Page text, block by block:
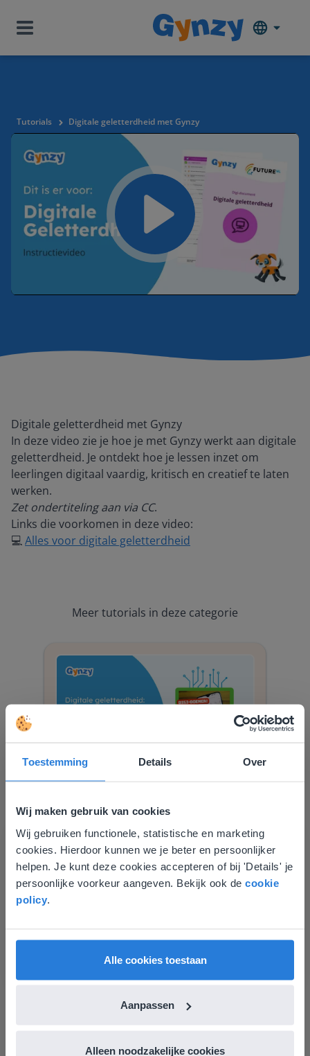
Toestemming Details Over
Wij maken gebruik van cookies
Wij gebruiken functionele, statistische en marketing
cookies. Hierdoor kunnen we je beter en persoonlijker
helpen. Je kunt deze cookies accepteren of bij 'Details' je
persoonlijke voorkeur aangeven. Bekijk ook de cookie
policy
Alle cookies toestaan
Aanpassen
Alleen noodzakelijke cookies
Tutorials Digitale geletterdheid met Gynzy
Mute Settings
Digitale geletterdheid met Gynzy
In deze video zie je hoe je met Gynzy werkt aan digitale
geletterdheid. Je ontdekt hoe je lessen inzet om
leerlingen digitaal vaardig, kritisch en creatief te laten
werken.
Zet ondertiteling aan via CC.
Links die voorkomen in deze video:
💻Alles voor digitale geletterdheid
Meer tutorials in deze categorie
Van Future NL, voor digitale geletterdheid
Alle leerjaren
Deze website komt niet
overeen met je locatie
Gezien je locatie, denken we dat je misschien
liever naar de website voor English gaat. Hier
English
Nederland